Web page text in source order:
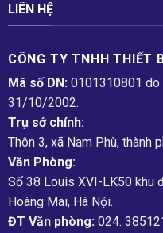
LIÊN HỆ
CÔNG TY TNHH THIẾT
Mã số DN: 0101310801 do
31/10/2002.
Trụ sở chính:
Thôn 3, xã Nam Phù, thành
Văn Phòng:
Số 38 Louis XVI-LK50 khu
Hoàng Mai, Hà Nội.
ĐT Văn phòng:024.